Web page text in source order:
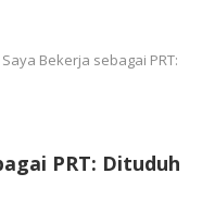
Bekerja sebagai PRT:
PRT: Dituduh